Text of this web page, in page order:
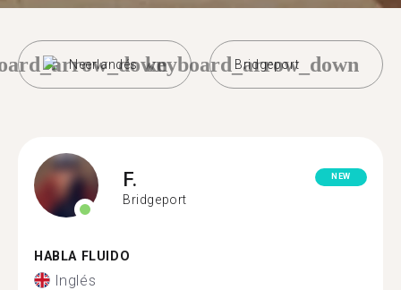
Neerlandés Bridgeport
keyboard_arrow_down
F.
Bridgeport
NEW
HABLA FLUIDO
Inglés